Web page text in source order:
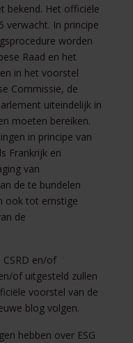
bekend. Het officiële
verwacht. In principe
worden
Raad en het
in het voorstel
Commissie, de
uiteindelijk in
moeten bereiken.
in principe van
Frankrijk en
van
de te bundelen
ook tot ernstige
de
en/of
of uitgesteld zullen
voorstel van de
blog volgen.
hebben over ESG